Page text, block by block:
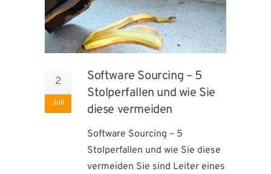
2
Juli
Software Sourcing – 5
Stolperfallen und wie Sie
diese vermeiden
Software Sourcing – 5
Stolperfallen und wie Sie diese
vermeiden Sie sind Leiter eines